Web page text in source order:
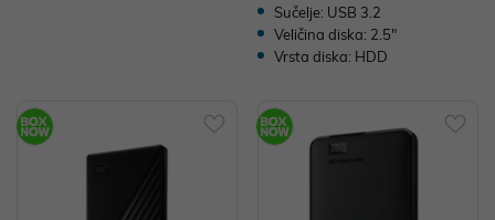
Sučelje: USB 3.2
Veličina diska: 2.5"
Vrsta diska: HDD